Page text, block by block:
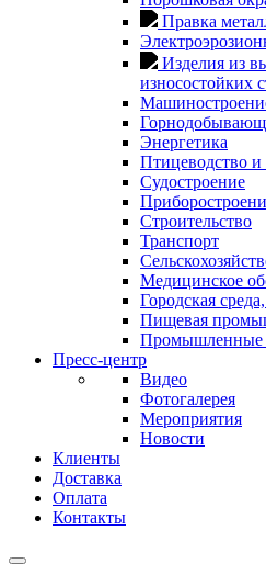
Правка
Изделия из
износостойких
Энергетика
Птицеводство
Судостроение
Строительство
Транспорт
Медицинское
Городская
Пищевая
Промышленные
Пресс-центр
Видео
Фотогалерея
Мероприятия
Новости
Клиенты
Доставка
Оплата
Контакты